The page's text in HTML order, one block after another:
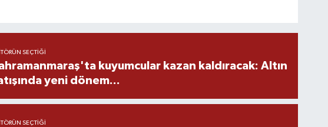
SEÇTIĞI
kuyumcular kazan kaldıracak: Altın
yeni dönem...
SEÇTIĞI